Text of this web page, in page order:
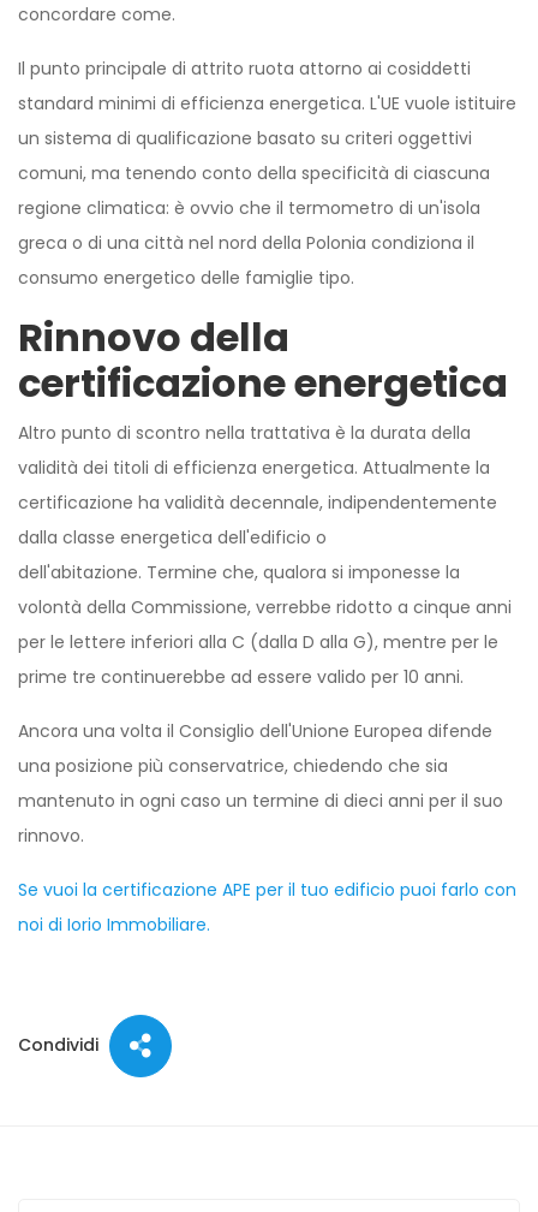
concordare come.
Il punto principale di attrito ruota attorno ai cosiddetti
standard minimi di efficienza energetica. L'UE vuole istituire
un sistema di qualificazione basato su criteri oggettivi
comuni, ma tenendo conto della specificità di ciascuna
regione climatica: è ovvio che il termometro di un'isola
greca o di una città nel nord della Polonia condiziona il
consumo energetico delle famiglie tipo.
Rinnovo della
certificazione energetica
Altro punto di scontro nella trattativa è la durata della
validità dei titoli di efficienza energetica. Attualmente la
certificazione ha validità decennale, indipendentemente
dalla classe energetica dell'edificio o
dell'abitazione. Termine che, qualora si imponesse la
volontà della Commissione, verrebbe ridotto a cinque anni
per le lettere inferiori alla C (dalla D alla G), mentre per le
prime tre continuerebbe ad essere valido per 10 anni.
Ancora una volta il Consiglio dell'Unione Europea difende
una posizione più conservatrice, chiedendo che sia
mantenuto in ogni caso un termine di dieci anni per il suo
rinnovo.
Se vuoi la certificazione APE per il tuo edificio puoi farlo con
noi di Iorio Immobiliare.
Condividi